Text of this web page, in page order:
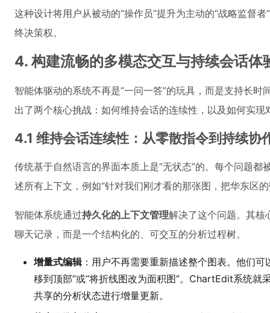
这种设计将用户从被动的“操作员”提升为主动的“战略监督
终决策权。
4. 构建流畅的多模态交互与持续会话体
智能体驱动的系统不再是“一问一答”的玩具，而是支持长
出了两个核心挑战：如何维持会话的连续性，以及如何实
4.1 维持会话连续性：从零散指令到持续协
传统基于自然语言的界面本质上是“无状态”的。每个问题
述所有上下文，例如“针对我们刚才看的那张图，把华东区
智能体系统通过持久化的上下文管理解决了这个问题。其核
聊天记录，而是一个结构化的、可交互的分析过程树。
增量式编辑：用户不再需要重新描述整个图表。他们可
移到顶部”或“将折线图改为面积图”。ChartEdit系统就
共享的分析状态进行增量更新。